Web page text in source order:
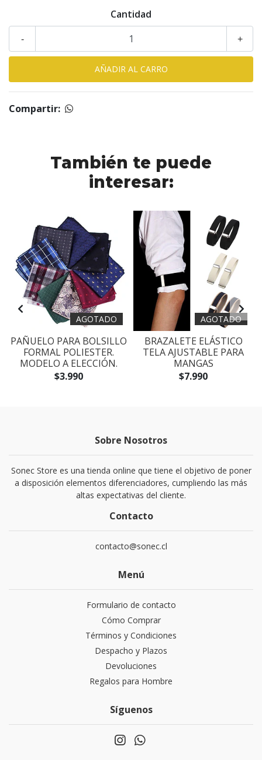
Cantidad
+
-
Compartir:
También te puede
interesar:
AGOTADO
PAÑUELO PARA BOLSILLO
FORMAL POLIESTER.
MODELO A ELECCIÓN.
$3.990
AGOTADO
BRAZALETE ELÁSTICO
TELA AJUSTABLE PARA
MANGAS
$7.990
Sobre Nosotros
Sonec Store es una tienda online que tiene el objetivo de poner
a disposición elementos diferenciadores, cumpliendo las más
altas expectativas del cliente.
Contacto
contacto@sonec.cl
Menú
Formulario de contacto
Cómo Comprar
Términos y Condiciones
Despacho y Plazos
Devoluciones
Regalos para Hombre
Síguenos